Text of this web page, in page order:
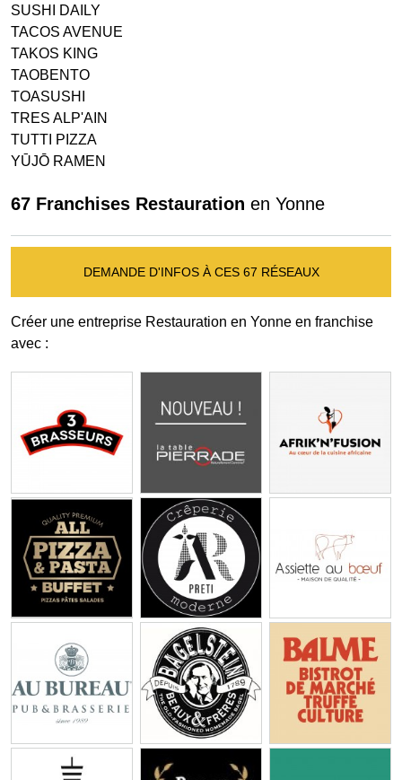
SUSHI DAILY
TACOS AVENUE
TAKOS KING
TAOBENTO
TOASUSHI
TRES ALP'AIN
TUTTI PIZZA
YŪJŌ RAMEN
67 Franchises Restauration en Yonne
DEMANDE D'INFOS À CES 67 RÉSEAUX
Créer une entreprise Restauration en Yonne en franchise
avec :